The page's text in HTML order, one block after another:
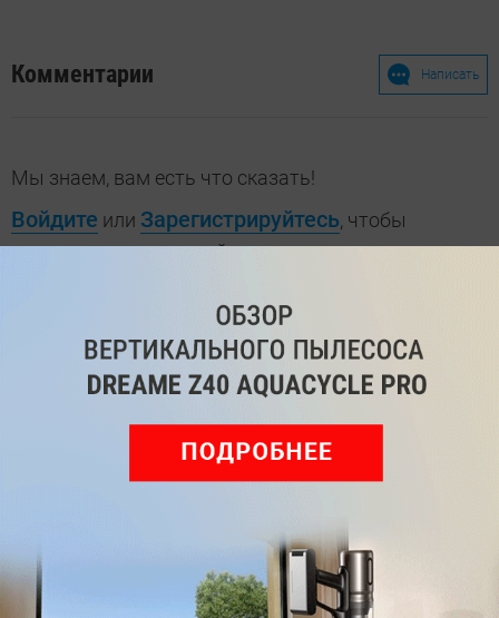
Комментарии Написать
Мы знаем, вам есть что сказать!
Войдите или Зарегистрируйтесь, чтобы
оставить комментарий